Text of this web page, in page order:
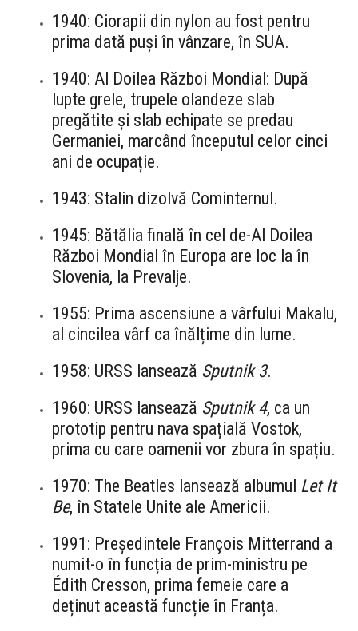
1940: Ciorapii din nylon au fost pentru
prima dată puși în vânzare, în SUA.
1940: Al Doilea Război Mondial: După
lupte grele, trupele olandeze slab
pregătite și slab echipate se predau
Germaniei, marcând începutul celor cinci
ani de ocupație.
1943: Stalin dizolvă Cominternul.
1945: Bătălia finală în cel de-Al Doilea
Război Mondial în Europa are loc la în
Slovenia, la Prevalje.
1955: Prima ascensiune a vârfului Makalu,
al cincilea vârf ca înălțime din lume.
1958: URSS lansează Sputnik 3.
1960: URSS lansează Sputnik 4, ca un
prototip pentru nava spațială Vostok,
prima cu care oamenii vor zbura în spațiu.
1970: The Beatles lansează albumul Let It
Be, în Statele Unite ale Americii.
1991: Președintele François Mitterrand a
numit-o în funcția de prim-ministru pe
Édith Cresson, prima femeie care a
deținut această funcție în Franța.